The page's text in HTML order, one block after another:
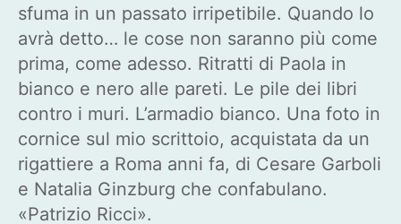
sfuma in un passato irripetibile. Quando lo
avrà detto… le cose non saranno più come
prima, come adesso. Ritratti di Paola in
bianco e nero alle pareti. Le pile dei libri
contro i muri. L’armadio bianco. Una foto in
cornice sul mio scrittoio, acquistata da un
rigattiere a Roma anni fa, di Cesare Garboli
e Natalia Ginzburg che confabulano.
«Patrizio Ricci».